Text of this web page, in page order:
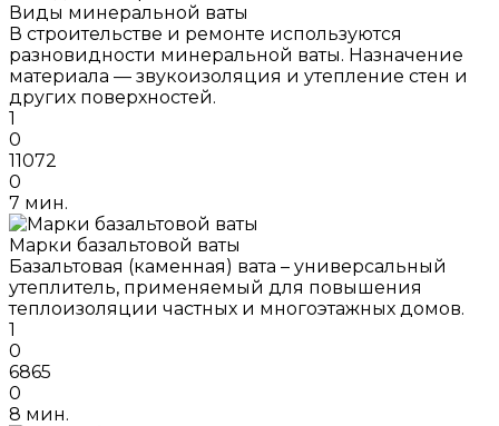
Виды минеральной ваты
В строительстве и ремонте используются
разновидности минеральной ваты. Назначение
материала — звукоизоляция и утепление стен и
других поверхностей.
1
0
11072
0
7 мин.
Марки базальтовой ваты
Базальтовая (каменная) вата – универсальный
утеплитель, применяемый для повышения
теплоизоляции частных и многоэтажных домов.
1
0
6865
0
8 мин.